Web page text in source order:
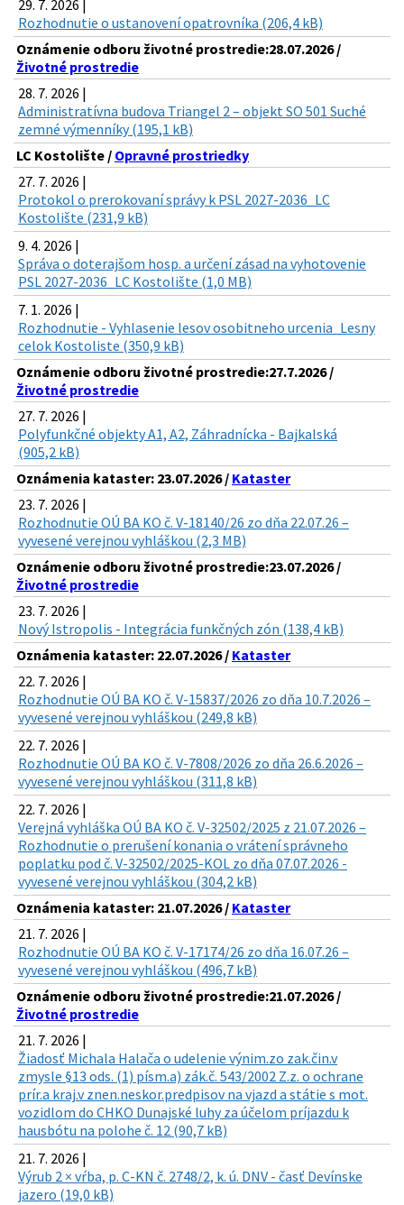
29. 7. 2026 |
Rozhodnutie o ustanovení opatrovníka (206,4 kB)
Oznámenie odboru životné prostredie:28.07.2026 /
Životné prostredie
28. 7. 2026 |
Administratívna budova Triangel 2 – objekt SO 501 Suché
zemné výmenníky (195,1 kB)
LC Kostolište / Opravné prostriedky
27. 7. 2026 |
Protokol o prerokovaní správy k PSL 2027-2036_LC
Kostolište (231,9 kB)
9. 4. 2026 |
Správa o doterajšom hosp. a určení zásad na vyhotovenie
PSL 2027-2036_LC Kostolište (1,0 MB)
7. 1. 2026 |
Rozhodnutie - Vyhlasenie lesov osobitneho urcenia_Lesny
celok Kostoliste (350,9 kB)
Oznámenie odboru životné prostredie:27.7.2026 /
Životné prostredie
27. 7. 2026 |
Polyfunkčné objekty A1, A2, Záhradnícka - Bajkalská
(905,2 kB)
Oznámenia kataster: 23.07.2026 / Kataster
23. 7. 2026 |
Rozhodnutie OÚ BA KO č. V-18140/26 zo dňa 22.07.26 –
vyvesené verejnou vyhláškou (2,3 MB)
Oznámenie odboru životné prostredie:23.07.2026 /
Životné prostredie
23. 7. 2026 |
Nový Istropolis - Integrácia funkčných zón (138,4 kB)
Oznámenia kataster: 22.07.2026 / Kataster
22. 7. 2026 |
Rozhodnutie OÚ BA KO č. V-15837/2026 zo dňa 10.7.2026 –
vyvesené verejnou vyhláškou (249,8 kB)
22. 7. 2026 |
Rozhodnutie OÚ BA KO č. V-7808/2026 zo dňa 26.6.2026 –
vyvesené verejnou vyhláškou (311,8 kB)
22. 7. 2026 |
Verejná vyhláška OÚ BA KO č. V-32502/2025 z 21.07.2026 –
Rozhodnutie o prerušení konania o vrátení správneho
poplatku pod č. V-32502/2025-KOL zo dňa 07.07.2026 -
vyvesené verejnou vyhláškou (304,2 kB)
Oznámenia kataster: 21.07.2026 / Kataster
21. 7. 2026 |
Rozhodnutie OÚ BA KO č. V-17174/26 zo dňa 16.07.26 –
vyvesené verejnou vyhláškou (496,7 kB)
Oznámenie odboru životné prostredie:21.07.2026 /
Životné prostredie
21. 7. 2026 |
Žiadosť Michala Halača o udelenie výnim.zo zak.čin.v
zmysle §13 ods. (1) písm.a) zák.č. 543/2002 Z.z. o ochrane
prír.a kraj.v znen.neskor.predpisov na vjazd a státie s mot.
vozidlom do CHKO Dunajské luhy za účelom príjazdu k
hausbótu na polohe č. 12 (90,7 kB)
21. 7. 2026 |
Výrub 2 × vŕba, p. C-KN č. 2748/2, k. ú. DNV - časť Devínske
jazero (19,0 kB)